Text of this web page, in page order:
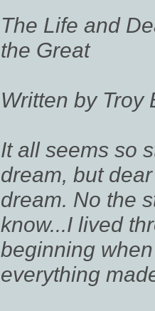
The Life and
the Great
Written by Troy
It all seems so
dream, but
dream. No the
know...I lived
beginning
everything